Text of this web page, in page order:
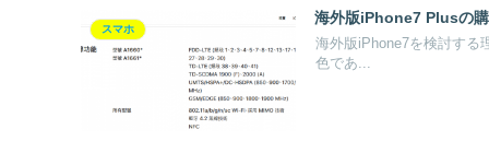
スマホ
海外版iPhone7 Plusの
海外版iPhone7を検討する
色であ...